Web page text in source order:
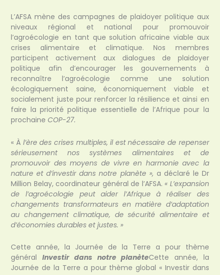
L’AFSA mène des campagnes de plaidoyer politique aux
niveaux régional et national pour promouvoir
l’agroécologie en tant que solution africaine viable aux
crises alimentaire et climatique. Nos membres
participent activement aux dialogues de plaidoyer
politique afin d’encourager les gouvernements à
reconnaître l’agroécologie comme une solution
écologiquement saine, économiquement viable et
socialement juste pour renforcer la résilience et ainsi en
faire la priorité politique essentielle de l’Afrique pour la
prochaineCOP-27.
« À l’ère des crises multiples, il est nécessaire de repenser
sérieusement nos systèmes alimentaires et de
promouvoir des moyens de vivre en harmonie avec la
nature et d’investir dans notre planète », a déclaré le Dr
Million Belay, coordinateur général de l’AFSA.« L’expansion
de l’agroécologie peut aider l’Afrique à réaliser des
changements transformateurs en matière d’adaptation
au changement climatique, de sécurité alimentaire et
d’économies durables et justes. »
Cette année, la Journée de la Terre a pour thème
généralInvestir dans notre planèteCette année, la
Journée de la Terre a pour thème global « Investir dans